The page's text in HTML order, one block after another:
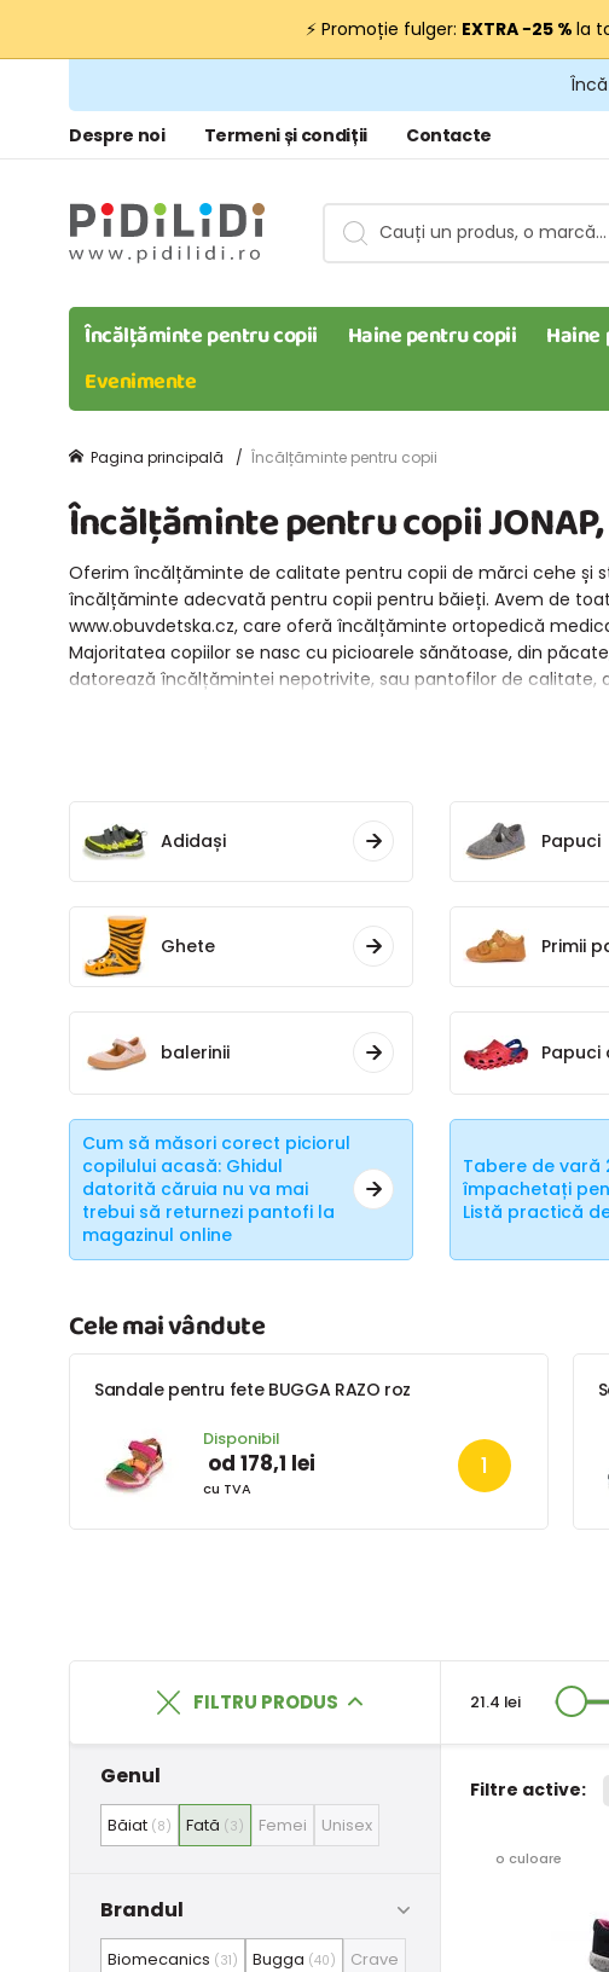
⚡ Promoție fulger: EXTRA −25 % la
Despre noi Termeni și condiții Contacte
Încălțăminte pentru copii Haine pentru copii Haine
Evenimente
Pagina principală Încălțăminte pentru copii
Încălțăminte pentru copii
Oferim încălțăminte de calitate pentru copii de mărci cehe și
încălțăminte adecvată pentru copii pentru băieți. Avem de
www.obuvdetska.cz, care oferă încălțăminte ortopedică
Majoritatea copiilor se nasc cu picioarele sănătoase, din
datorează încălțămintei nepotrivite, sau pantofilor de calitate,
Adidași Papuci
Ghete Primii
balerinii Papuci
Cum să măsori corect piciorul
copilului acasă: Ghidul
datorită căruia nu va mai
trebui să returnezi pantofi la
magazinul online
Tabere de vară
împachetați
Listă practică
Cele mai vândute
Sandale pentru fete BUGGA RAZO roz
Disponibil
od 178,1 lei
cu TVA
FILTRU PRODUS
Genul
Băiat (8) Fată (3) Femei Unisex
Brandul
Biomecanics (31) Bugga (40)
Crave
21.4 lei
Filtre active:
o culoare